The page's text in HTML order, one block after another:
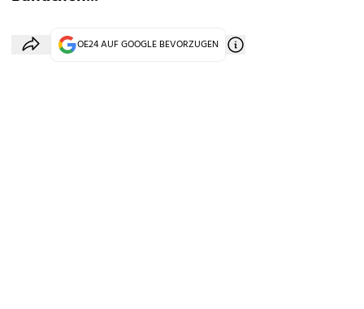
OE24 AUF GOOGLE BEVORZUGEN